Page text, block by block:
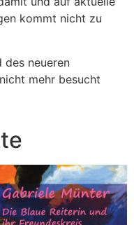
kommt nicht zu
des neueren
mehr besucht